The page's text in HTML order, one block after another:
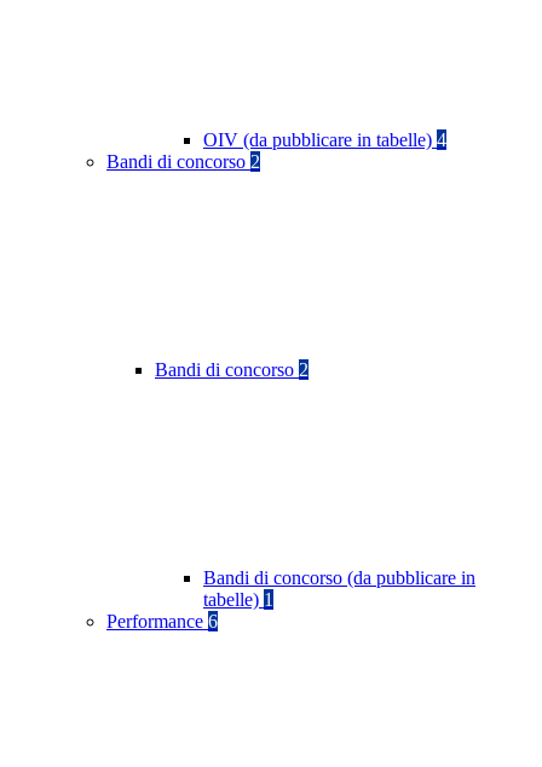
OIV (da pubblicare in tabelle) 4
Bandi di concorso 2
Bandi di concorso 2
Bandi di concorso (da pubblicare in
tabelle) 1
Performance 6